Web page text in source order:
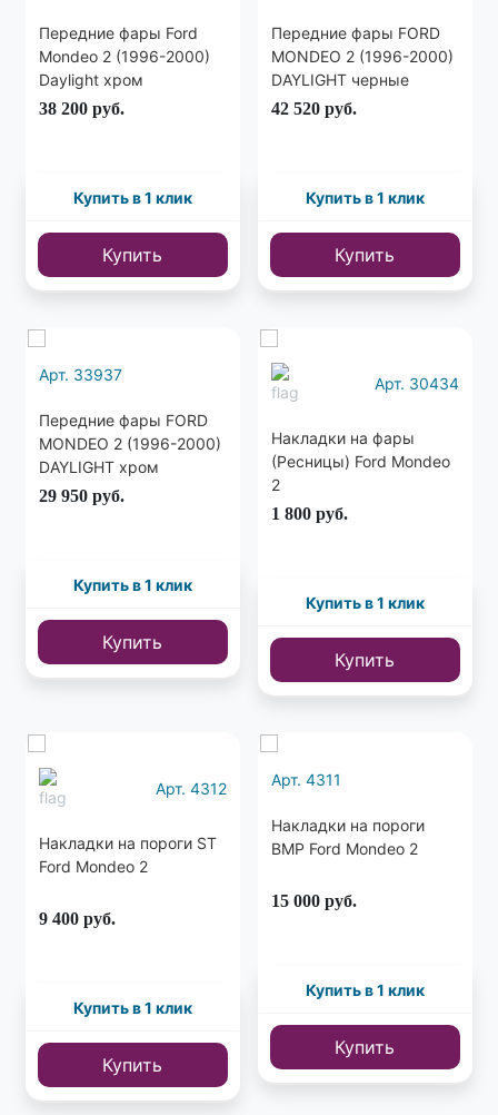
Передние фары Ford
Mondeo 2 (1996-2000)
Daylight хром
38 200 руб.
Купить в 1 клик
Купить
Передние фары FORD
MONDEO 2 (1996-2000)
DAYLIGHT черные
42 520 руб.
Купить в 1 клик
Купить
Арт. 33937
Передние фары FORD
MONDEO 2 (1996-2000)
DAYLIGHT хром
29 950 руб.
Купить в 1 клик
Купить
Арт. 30434
Накладки на фары
(Ресницы) Ford Mondeo
2
1 800 руб.
Купить в 1 клик
Купить
Арт. 4312
Накладки на пороги ST
Ford Mondeo 2
9 400 руб.
Купить в 1 клик
Купить
Арт. 4311
Накладки на пороги
BMP Ford Mondeo 2
15 000 руб.
Купить в 1 клик
Купить